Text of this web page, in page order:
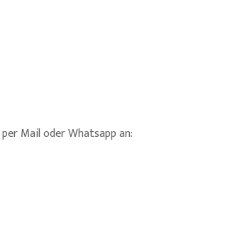
per Mail oder Whatsapp an: